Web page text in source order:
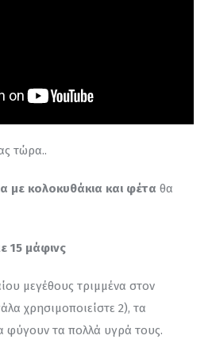
τώρα..
με κολοκυθάκια και φέτα θα
15 μάφινς
μεγέθους τριμμένα στον
χρησιμοποιείστε 2), τα
φύγουν τα πολλά υγρά τους.